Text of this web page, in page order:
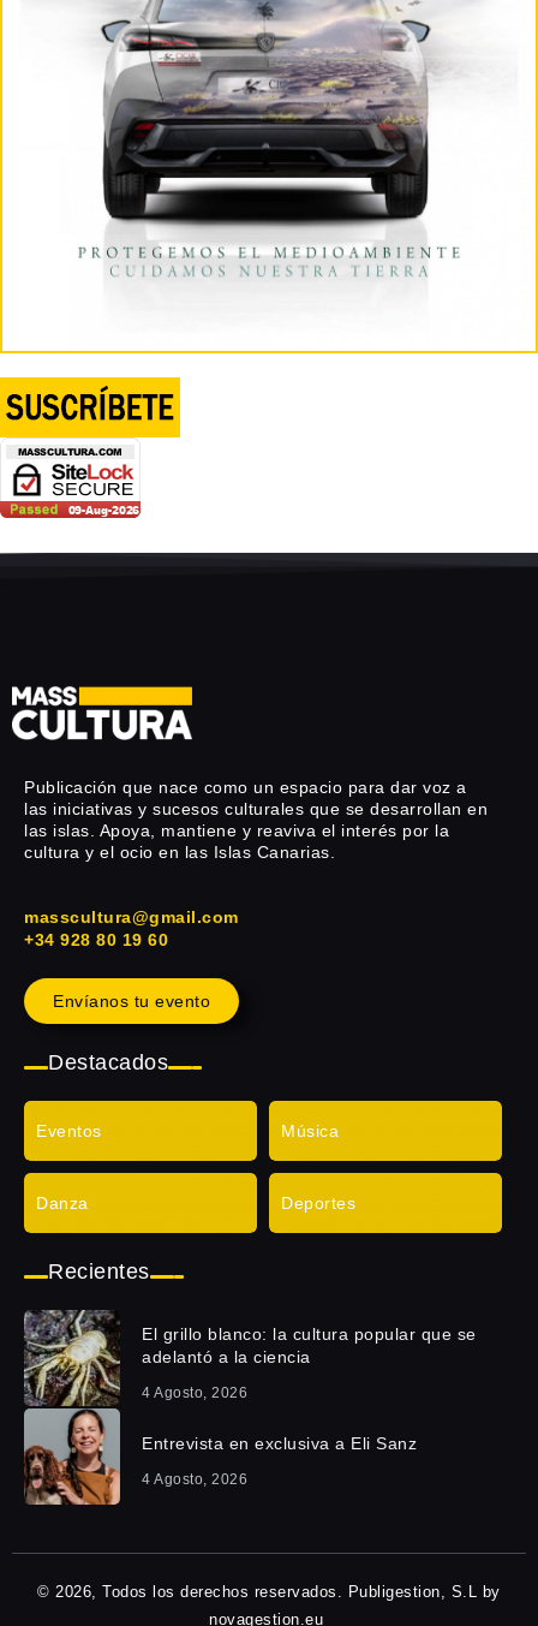
Publicación que nace como un espacio para dar voz a
las iniciativas y sucesos culturales que se desarrollan en
las islas. Apoya, mantiene y reaviva el interés por la
cultura y el ocio en las Islas Canarias.
masscultura@gmail.com
+34 928 80 19 60
Envíanos tu evento
Destacados
Eventos Música
Danza Deportes
Recientes
El grillo blanco: la cultura popular que se
adelantó a la ciencia
4 Agosto, 2026
Entrevista en exclusiva a Eli Sanz
4 Agosto, 2026
© 2026, Todos los derechos reservados. Publigestion, S.L by
novagestion.eu